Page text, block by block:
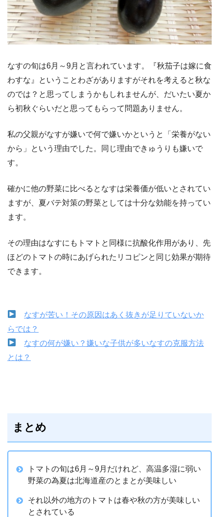
なすの旬は6月～9月と言われています。『秋茄子は嫁に食
わすな』ということわざがありますがそれを考えると秋な
のでは？と思ってしまうかもしれませんが、だいたい夏か
ら初秋ぐらいだと思ってもらって問題ありません。
私の父親がなすが嫌いで何で嫌いかというと「栄養がない
から」という理由でした。同じ理由できゅうりも嫌いで
す。
確かに他の野菜に比べるとなすは栄養価が低いとされてい
ますが、夏バテ対策の野菜としては十分な効能を持ってい
ます。
その理由はなすにもトマトと同様に抗酸化作用があり、先
ほどのトマトの時にあげられたリコピンと同じ効果が期待
できます。
なすが苦い！その原因はあく抜きが足りていないか
らでは？
なすの何が嫌い？嫌いな子供が多いなすの克服方法
とは？
まとめ
トマトの旬は6月～9月だけれど、高温多湿に弱い
野菜の為夏は北海道産のとまとが美味しい
それ以外の地方のトマトは春や秋の方が美味しい
とされている